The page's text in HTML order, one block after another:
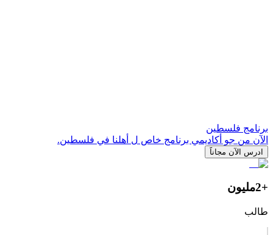
برنامج فلسطين
الآن من جو أكاديمي برنامج خاص ل أهلنا في فلسطين.
ادرس الآن مجاناََ
+2 مليون
طالب